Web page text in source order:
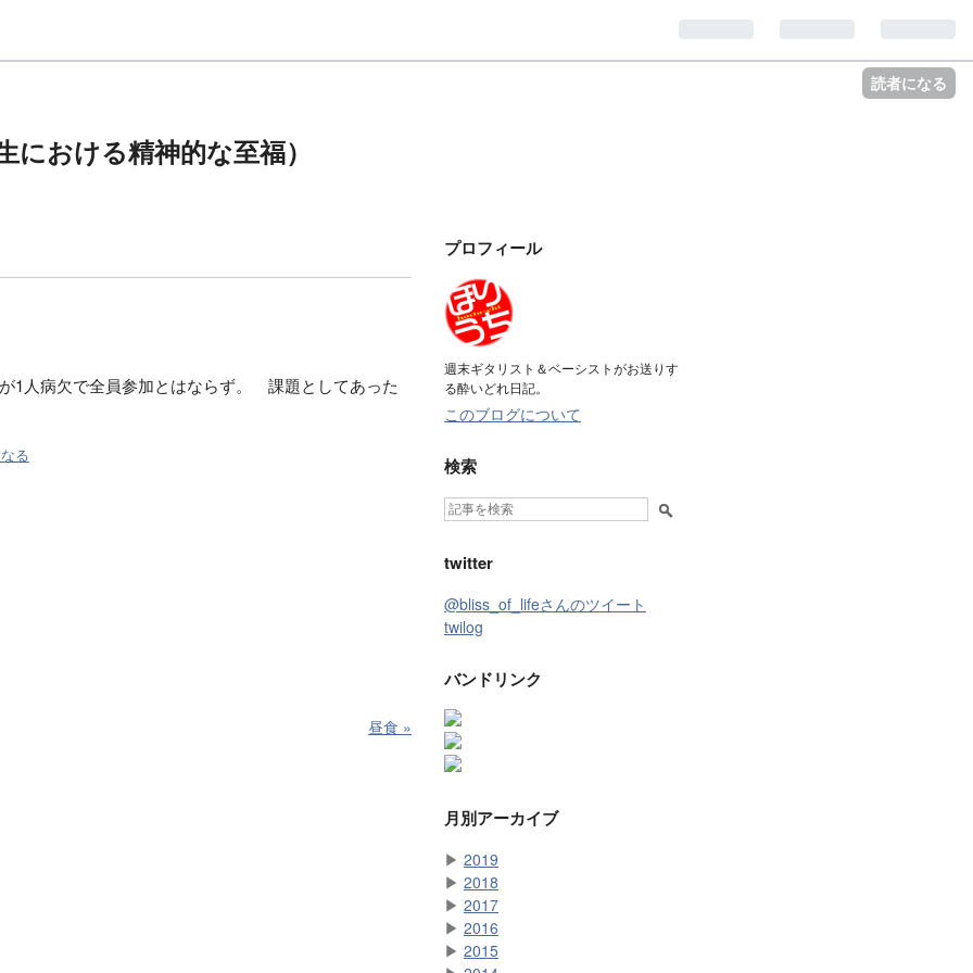
読者になる
おける精神的な至福）
1人病欠で全員参加とはならず。 課題としてあった
る
昼食 »
プロフィール
週末ギタリスト＆ベーシストがお送りす
る酔いどれ日記。
このブログについて
検索
twitter
@bliss_of_lifeさんのツイート
twilog
バンドリンク
月別アーカイブ
▶ 2019
▶ 2018
▶ 2017
▶ 2016
▶ 2015